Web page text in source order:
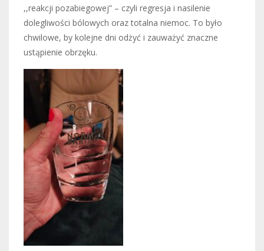
,,reakcji pozabiegowej” – czyli regresja i nasilenie
dolegliwości bólowych oraz totalna niemoc. To było
chwilowe, by kolejne dni odżyć i zauważyć znaczne
ustąpienie obrzęku.